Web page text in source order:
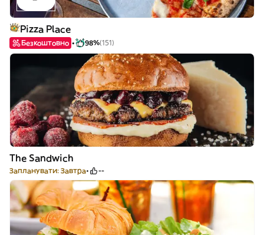
Pizza Place
Безкоштовно 98%(151)
The Sandwich
Запланувати: Завтра --